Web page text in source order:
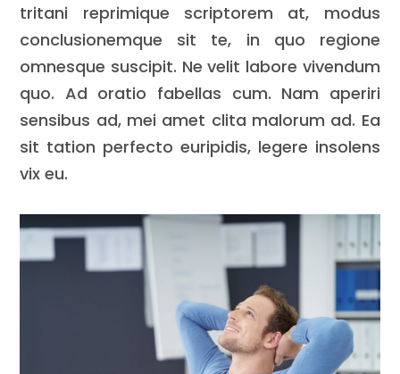
tritani reprimique scriptorem at, modus
conclusionemque sit te, in quo regione
omnesque suscipit. Ne velit labore vivendum
quo. Ad oratio fabellas cum. Nam aperiri
sensibus ad, mei amet clita malorum ad. Ea
sit tation perfecto euripidis, legere insolens
vix eu.